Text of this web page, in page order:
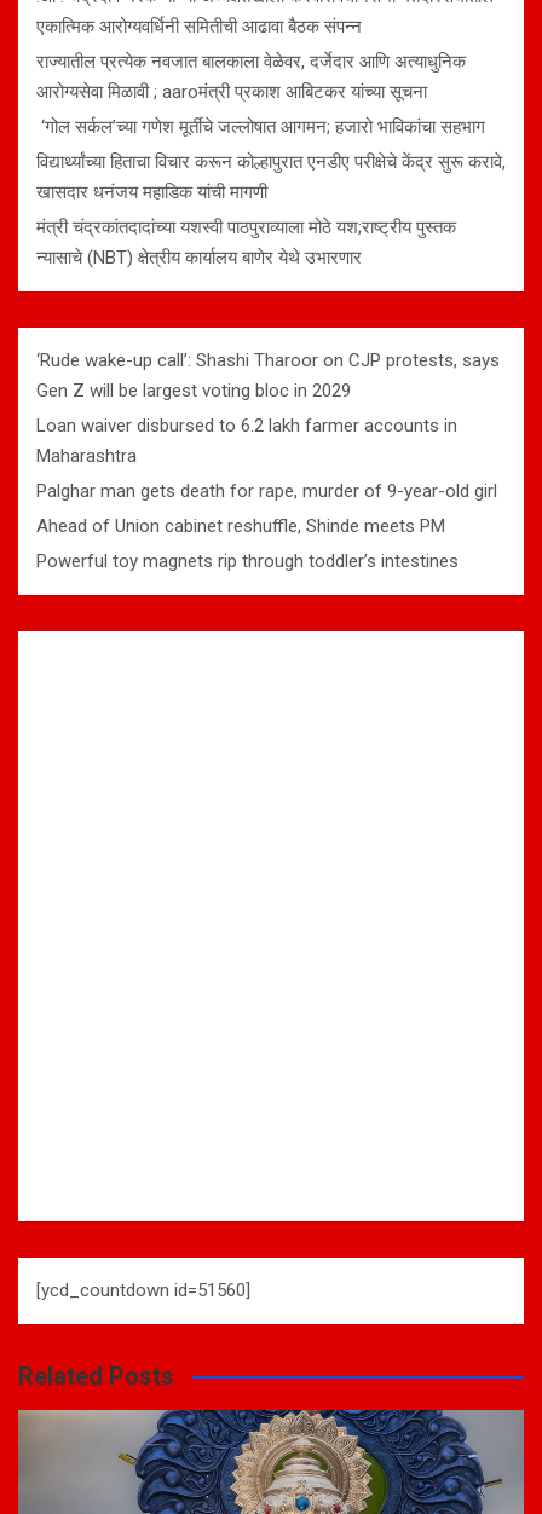
एकात्मिक आरोग्यवर्धिनी समितीची आढावा बैठक संपन्न
राज्यातील प्रत्येक नवजात बालकाला वेळेवर, दर्जेदार आणि अत्याधुनिक
आरोग्यसेवा मिळावी ; aaroमंत्री प्रकाश आबिटकर यांच्या सूचना
‘गोल सर्कल’च्या गणेश मूर्तीचे जल्लोषात आगमन; हजारो भाविकांचा सहभाग
विद्यार्थ्यांच्या हिताचा विचार करून कोल्हापुरात एनडीए परीक्षेचे केंद्र सुरू करावे,
खासदार धनंजय महाडिक यांची मागणी
मंत्री चंद्रकांतदादांच्या यशस्वी पाठपुराव्याला मोठे यश;राष्ट्रीय पुस्तक
न्यासाचे (NBT) क्षेत्रीय कार्यालय बाणेर येथे उभारणार
‘Rude wake-up call’: Shashi Tharoor on CJP protests, says
Gen Z will be largest voting bloc in 2029
Loan waiver disbursed to 6.2 lakh farmer accounts in
Maharashtra
Palghar man gets death for rape, murder of 9-year-old girl
Ahead of Union cabinet reshuffle, Shinde meets PM
Powerful toy magnets rip through toddler’s intestines
[ycd_countdown id=51560]
Related Posts